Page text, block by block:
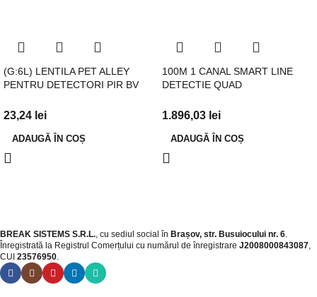
(G:6L) LENTILA PET ALLEY
PENTRU DETECTORI PIR BV
23,24 lei
ADAUGĂ ÎN COȘ
100M 1 CANAL SMART LINE
DETECTIE QUAD
1.896,03 lei
ADAUGĂ ÎN COȘ
BREAK SISTEMS S.R.L., cu sediul social în Brașov, str. Busuiocului nr. 6.
Înregistrată la Registrul Comerțului cu numărul de înregistrare J2008000843087,
CUI 23576950.​